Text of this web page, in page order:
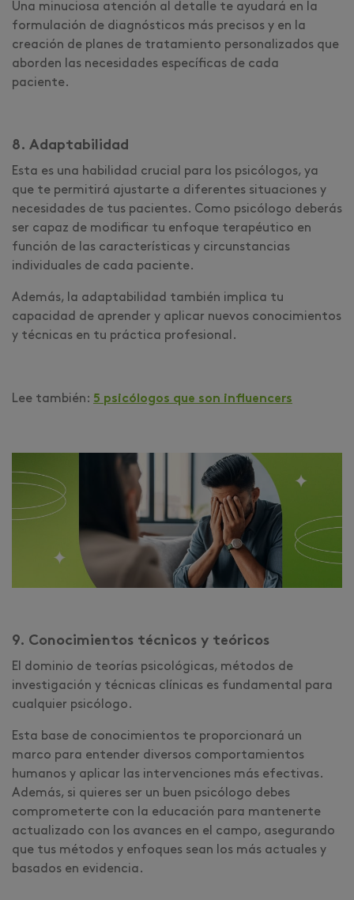
Una minuciosa atención al detalle te ayudará en la
formulación de diagnósticos más precisos y en la
creación de planes de tratamiento personalizados que
aborden las necesidades específicas de cada
paciente.
8. Adaptabilidad
Esta es una habilidad crucial para los psicólogos, ya
que te permitirá ajustarte a diferentes situaciones y
necesidades de tus pacientes. Como psicólogo deberás
ser capaz de modificar tu enfoque terapéutico en
función de las características y circunstancias
individuales de cada paciente.
Además, la adaptabilidad también implica tu
capacidad de aprender y aplicar nuevos conocimientos
y técnicas en tu práctica profesional.
Lee también: 5 psicólogos que son influencers
9. Conocimientos técnicos y teóricos
El dominio de teorías psicológicas, métodos de
investigación y técnicas clínicas es fundamental para
cualquier psicólogo.
Esta base de conocimientos te proporcionará un
marco para entender diversos comportamientos
humanos y aplicar las intervenciones más efectivas.
Además, si quieres ser un buen psicólogo debes
comprometerte con la educación para mantenerte
actualizado con los avances en el campo, asegurando
que tus métodos y enfoques sean los más actuales y
basados en evidencia.